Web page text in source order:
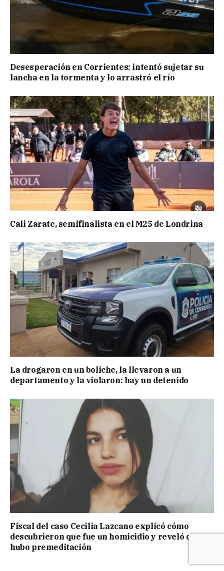
Desesperación en Corrientes: intentó sujetar su
lancha en la tormenta y lo arrastró el río
Cali Zarate, semifinalista en el M25 de Londrina
La drogaron en un boliche, la llevaron a un
departamento y la violaron: hay un detenido
Fiscal del caso Cecilia Lazcano explicó cómo
descubrieron que fue un homicidio y reveló que
hubo premeditación